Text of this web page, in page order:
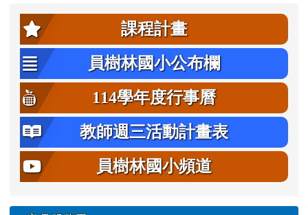
左邊區域內容
課程計畫
員樹林國小公布欄
114學年度行事曆
教師週三活動計畫表
員樹林國小頻道